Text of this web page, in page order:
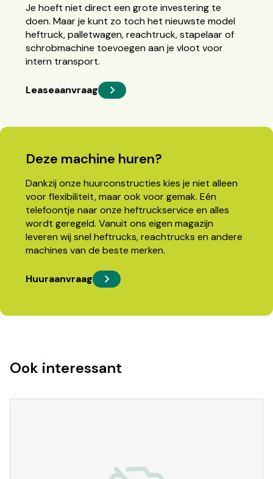
Je hoeft niet direct een grote investering te
doen. Maar je kunt zo toch het nieuwste model
heftruck, palletwagen, reachtruck, stapelaar of
schrobmachine toevoegen aan je vloot voor
intern transport.
Leaseaanvraag
Deze machine huren?
Dankzij onze huurconstructies kies je niet alleen
voor flexibiliteit, maar ook voor gemak. Eén
telefoontje naar onze heftruckservice en alles
wordt geregeld. Vanuit ons eigen magazijn
leveren wij snel heftrucks, reachtrucks en andere
machines van de beste merken.
Huuraanvraag
Ook interessant